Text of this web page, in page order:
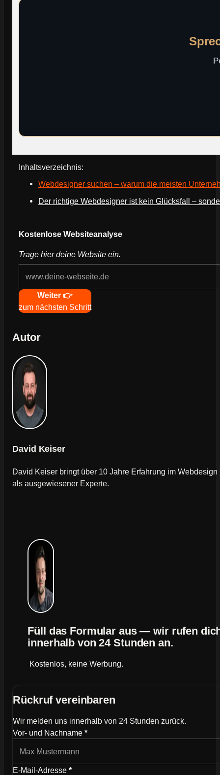
Inhaltsverzeichnis:
Webdesigner suchen – warum die meisten
Der richtige Webdesigner ist kein Glücksfall –
Kostenlose Websiteanalyse
Trage hier deine Website ein.
NavigationWeiter 👉
zum nächsten Schritt
Autor
David Keiser
David Keiser bringt über 10 Jahre Erfahrung im
als ausgewiesener Experte.
Rückruf vereinbaren
Wir melden uns innerhalb von 24 Stunden zurück.
Wie können wir dich kontaktieren?
Vor- und Nachname *
E-Mail-Adresse *
Füll das Formular aus — wir rufen
innerhalb von 24 Stunden an.
Kostenlos, keine Werbung.